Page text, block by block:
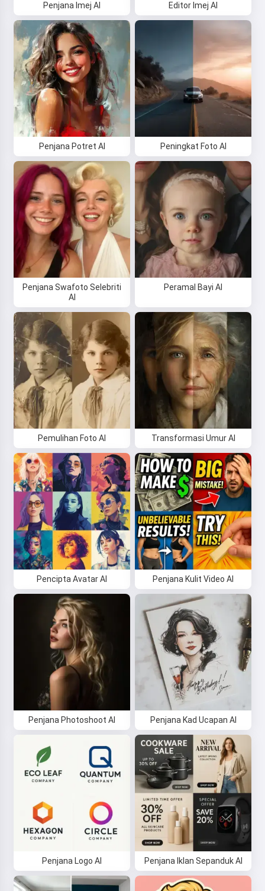
Penjana Imej AI Editor Imej AI
Penjana Potret AI Peningkat Foto AI
Penjana Swafoto Selebriti
AI
Peramal Bayi AI
Pemulihan Foto AI Transformasi Umur AI
Pencipta Avatar AI Penjana Kulit Video AI
Penjana Photoshoot AI Penjana Kad Ucapan AI
Penjana Logo AI Penjana Iklan Sepanduk AI